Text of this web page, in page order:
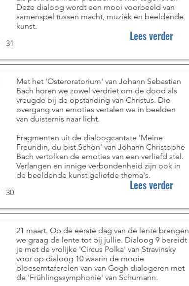
Deze dialoog wordt een mooi voorbeeld van
samenspel tussen macht, muziek en beeldende
kunst.
31
Lees verder
Met het 'Osteroratorium' van Johann Sebastian
Bach horen we zowel verdriet om de dood als
vreugde bij de opstanding van Christus. Die
overgang van emoties vertalen we in beelden
van duisternis naar licht.
Fragmenten uit de dialoogcantate 'Meine
Freundin, du bist Schön' van Johann Christophe
Bach vertolken de emoties van een verliefd stel.
Verlangen en innige verbondenheid zijn ook in
de beeldende kunst geliefde thema's.
30
Lees verder
21 maart. Op de eerste dag van de lente brengen
we graag de lente tot bij jullie. Dialoog 9 bereidt
je met de vrolijke 'Circus Polka' van Stravinsky
voor op dialoog 10 waarin de mooie
bloesemtaferelen van van Gogh dialogeren met
de 'Frühlingssymphonie' van Schumann.